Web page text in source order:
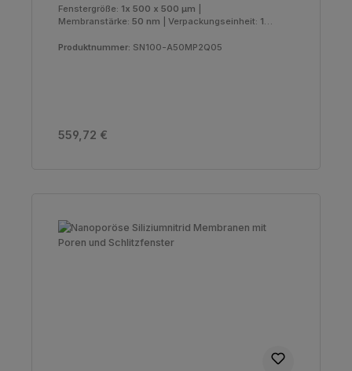
Fenstergröße: 1x 500 x 500 µm
Membranstärke: 50 nm Verpackungseinheit: 10
Produktnummer: SN100-A50MP2Q05
Regulärer Preis:
559,72 €